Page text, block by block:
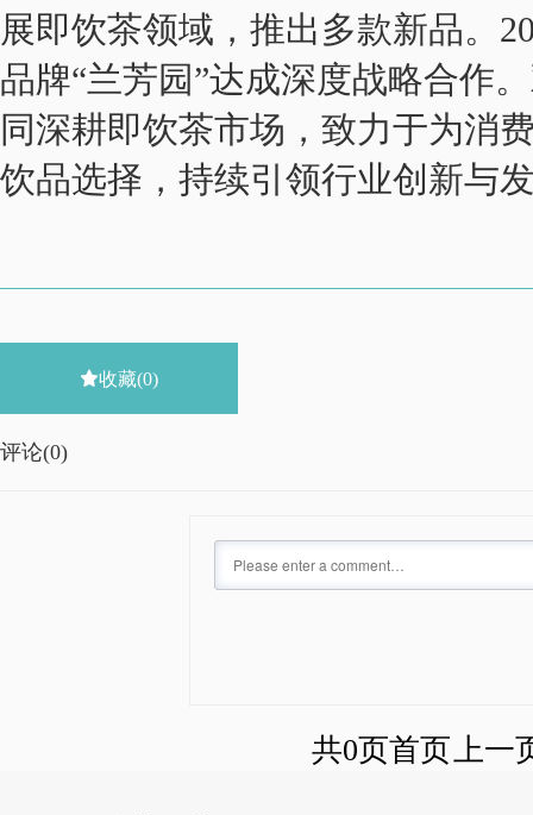
展即饮茶领域，推出多款新品。
品牌“兰芳园”达成深度战略合作
同深耕即饮茶市场，致力于为消
饮品选择，持续引领行业创新与
收藏(0)
评论(0)
共0页首页上一